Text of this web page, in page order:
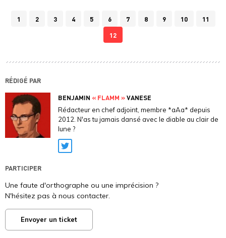
1 2 3 4 5 6 7 8 9 10
11
12
RÉDIGÉ PAR
BENJAMIN « FLAMM »VANESE
Rédacteur en chef adjoint, membre *aAa* depuis
2012. N'as tu jamais dansé avec le diable au clair de
lune ?
Twitter
PARTICIPER
Une faute d'orthographe ou une imprécision ?
N'hésitez pas à nous contacter.
Envoyer un ticket